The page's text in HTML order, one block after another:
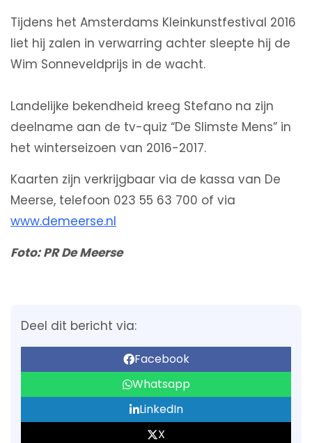
Tijdens het Amsterdams Kleinkunstfestival 2016
liet hij zalen in verwarring achter sleepte hij de
Wim Sonneveldprijs in de wacht.
Landelijke bekendheid kreeg Stefano na zijn
deelname aan de tv-quiz “De Slimste Mens” in
het winterseizoen van 2016-2017.
Kaarten zijn verkrijgbaar via de kassa van De
Meerse, telefoon 023 55 63 700 of via
www.demeerse.nl
Foto: PR De Meerse
Deel dit bericht via:
Facebook
Whatsapp
LinkedIn
X